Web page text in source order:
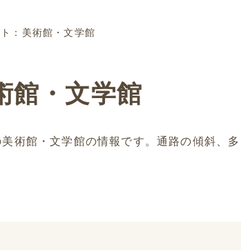
介護レク 介護イラスト
：美術館・文学館
館・文学館
術館・文学館の情報です。通路の傾斜、